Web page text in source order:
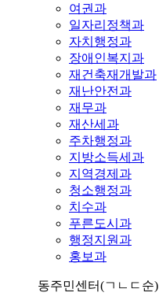
여권과
일자리정책과
자치행정과
장애인복지과
재건축재개발과
재난안전과
재무과
재산세과
주차행정과
지방소득세과
지역경제과
청소행정과
치수과
푸른도시과
행정지원과
홍보과
동주민센터(ㄱㄴㄷ순)